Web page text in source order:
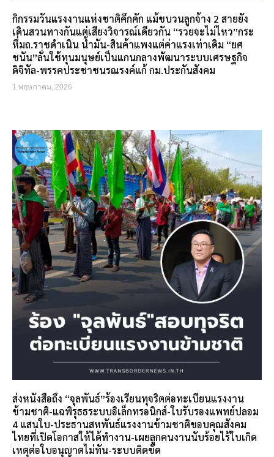
กิกรรมวันแรงงานแห่งชาติคึกคัก แม้ขบวนลูกจ้าง 2 สายยัง
เดินสวนทางกันแต่เสียงวิจารณ์เดียวกัน “รวยจะไม่ไหว”กระ
หึ่มถ.ราชดำเนิน น้ำมัน-สินค้าแพงแต่ค่าแรงเท่าเดิม “ยศ
ชนัน”ลั่นใช้ทุนมนุษย์เป็นแกนกลางพัฒนาระบบเศรษฐกิจ
ดิจิทัล-พรรคประชาชนรณรงค์แก้ กม.ประกันสังคม
1 พฤษภาคม, 2026
ส่งหนังสือถึง “จุลพันธ์”ร้องเรียนทุจริตต่อทะเบียนแรงงาน
ข้ามชาติ-แฉพิรุธธระบบอิเล็กทรอนิกส์-ใบรับรองแพทย์ปลอม
4 แสนใบ-ประธานสหพันธ์แรงงานข้ามชาติขอบคุณสังคม
ไทยที่เปิดโอกาสให้ได้ทำงาน-เผยลูกคนงานนับร้อยไร้ใบเกิด
เหตุต่อใบอนุญาตไม่ทัน-ระบบติดขัด